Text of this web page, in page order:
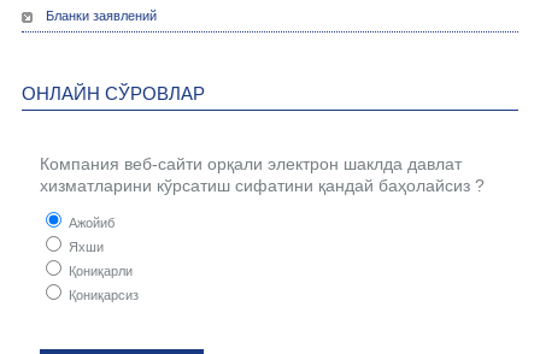
Бланки заявлений
ОНЛАЙН СЎРОВЛАР
Компания веб-сайти орқали электрон шаклда давлат
хизматларини кўрсатиш сифатини қандай баҳолайсиз ?
Ажойиб
Яхши
Қониқарли
Қониқарсиз